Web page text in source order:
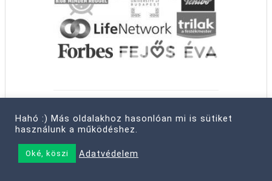
Hahó :) Más oldalakhoz hasonlóan mi is sütiket
használunk a működéshez.
Oké, köszi Adatvédelem